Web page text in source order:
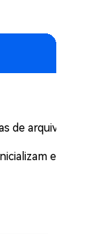
de arquivos.
e tabelas